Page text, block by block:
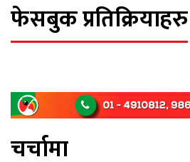
फेसबुक प्रतिक्रियाहरु
चर्चामा